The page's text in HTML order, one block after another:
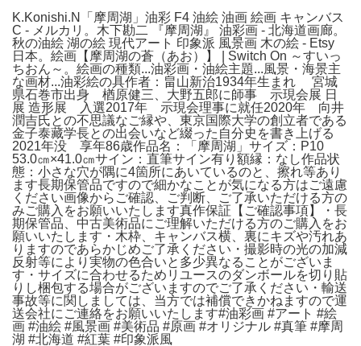
K.Konishi.N「摩周湖」油彩 F4 油絵 油画 絵画 キャンバス
C - メルカリ。木下勘二 『摩周湖』 油彩画 - 北海道画廊。
秋の油絵 湖の絵 現代アート 印象派 風景画 木の絵 - Etsy
日本。絵画【摩周湖の蒼（あお）】 | Switch On ～すいっ
ちおん～。絵画の種類...油彩画・油絵主題...風景・海景主
な画材...油彩絵の具作者：畠山新治1934年生まれ 宮城
県石巻市出身 楢原健三、大野五郎に師事 示現会展 日
展 造形展 入選2017年 示現会理事に就任2020年 向井
潤吉氏との不思議なご縁や、東京国際大学の創立者である
金子泰藏学長との出会いなど綴った自分史を書き上げる
2021年没 享年86歳作品名：「摩周湖」サイズ：P10
53.0㎝×41.0㎝サイン：直筆サイン有り額縁：なし作品状
態：小さな穴が隅に4箇所にあいているのと、擦れ等あり
ます長期保管品ですので細かなことが気になる方はご遠慮
ください画像からご確認、ご判断、ご了承いただける方の
みご購入をお願いいたします真作保証【ご確認事項】・長
期保管品、中古美術品にご理解いただける方のご購入をお
願いいたします・木枠、キャンバス横、裏にキズや汚れあ
りますのであらかじめご了承ください・撮影時の光の加減
反射等により実物の色合いと多少異なることがございま
す・サイズに合わせるためリユースのダンボールを切り貼
りし梱包する場合がございますのでご了承ください・輸送
事故等に関しましては、当方では補償できかねますので運
送会社にご連絡をお願いいたします#油彩画 #アート #絵
画 #油絵 #風景画 #美術品 #原画 #オリジナル #真筆 #摩周
湖 #北海道 #紅葉 #印象派風